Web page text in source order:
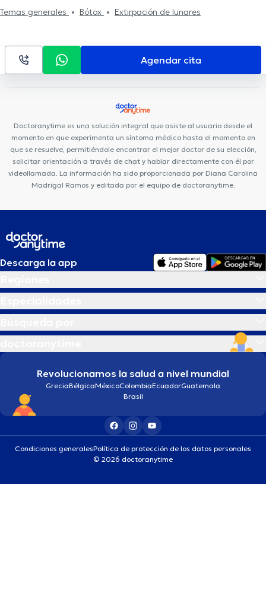
Temas generales
Bótox Extirpación de lunares
Agendar cita
Doctoranytime es una solución integral que asiste al usuario desde el
momento en que experimenta un síntoma médico hasta el momento en
que se resuelve, permitiéndole encontrar el mejor doctor de su elección,
solicitar orientación a través de chat y hablar directamente con él por
videollamada. La información ha sido proporcionada por Diana Carolina
Madrigal Ramos y editada por el equipo de doctoranytime.
Descarga la app
Revolucionamos la salud a nivel mundial
GreciaBélgicaMéxicoColombiaEcuadorGuatemala
Brasil
Condiciones generalesPolítica de protección de los datos personales
© 2026 doctoranytime